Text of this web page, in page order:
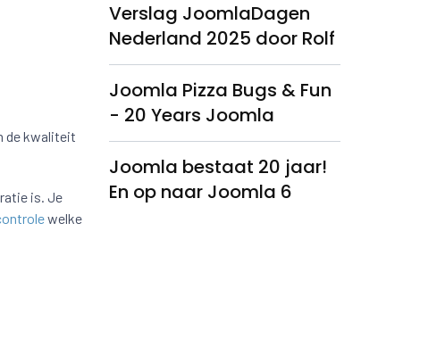
de kwaliteit
is. Je
welke
Verslag JoomlaDagen
Nederland 2025 door Rolf
Joomla Pizza Bugs & Fun
- 20 Years Joomla
Joomla bestaat 20 jaar!
En op naar Joomla 6